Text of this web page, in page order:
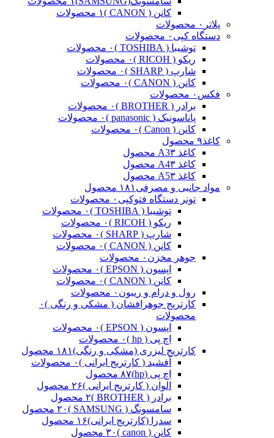
کانن ( CANON )
۱ محصولات
پلاتر ۰ محصولات
دستگاه کپی ۰ محصولات
توشیبا ( TOSHIBA )
۰ محصولات
ریکو ( RICOH )
۰ محصولات
شارپ ( SHARP )
۰ محصولات
کانن ( CANON )
۰ محصولات
فکس ۰ محصولات
برادر ( BROTHER )
۰ محصولات
پاناسونیک ( panasonic )
۰ محصولات
کانن ( Canon )
۰ محصولات
کاغذ۹ محصول
کاغذ A3 ۳ محصول
کاغذ A4 ۳ محصول
کاغذ A5 ۳ محصول
مواد جانبی و مصرفی ۱۸۱ محصول
تونر دستگاه فتوکپی ۰ محصولات
توشیبا ( TOSHIBA )
۰ محصولات
ریکو ( RICOH )
۰ محصولات
شارپ ( SHARP )
۰ محصولات
کانن ( CANON )
۰ محصولات
جوهر مخزن ۰ محصولات
اپسون ( EPSON )
۰ محصولات
کانن ( CANON )
۰ محصولات
رول و درام و ریبون ۰ محصولات
کارتریج جوهرافشان ( مشکی و رنگی )۰
محصولات
اپسون ( EPSON )
۰ محصولات
اچ پی ( hp )
۰ محصولات
کارتریج لیزری (مشکی و رنگی)۱۸۱ محصول
آفشید ( کارتریج ایرانی )۰ محصولات
اچ پی (hp)
۸۷ محصول
الوان ( کارتریج ایرانی )۲۶ محصول
برادر ( BROTHER )
۲ محصول
سامسونگ ( SAMSUNG )
۲۰ محصول
سدرا (کارتریج ایرانی)۱۶ محصول
کانن ( canon )
۳۰ محصول